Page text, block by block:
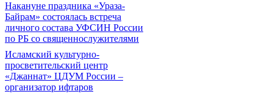
Накануне праздника «Ураза-
Байрам» состоялась встреча
личного состава УФСИН России
по РБ со священнослужителями
Исламский культурно-
просветительский центр
«Джаннат» ЦДУМ России –
организатор ифтаров